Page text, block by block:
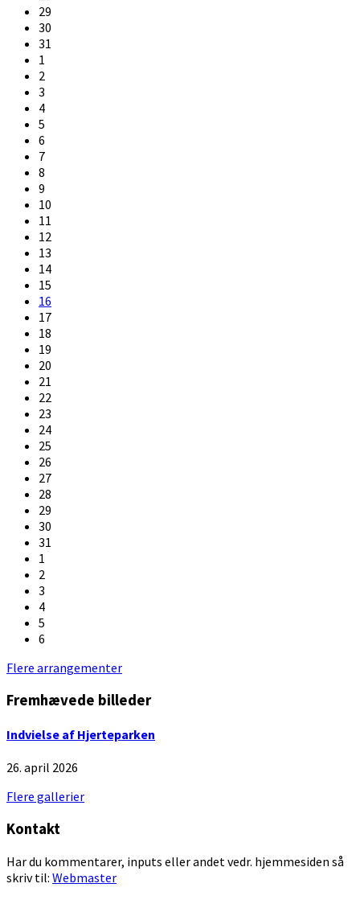
days
29
30
31
1
2
3
4
5
6
7
8
9
10
11
12
13
14
15
16
17
18
19
20
21
22
23
24
25
26
27
28
29
30
31
1
2
3
4
5
6
Back
calendar
Flere arrangementer
Fremhævede billeder
Indvielse af Hjerteparken
26. april 2026
Flere gallerier
Kontakt
Har du kommentarer, inputs eller andet vedr. hjemmesiden så
skriv til: Webmaster